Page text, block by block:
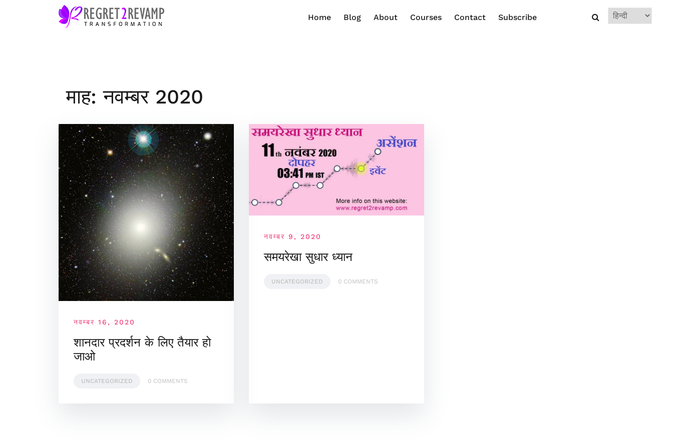
Home Blog About Courses Contact Subscribe
Choose
a
माह: नवम्बर 2020
नवम्बर 16, 2020
शानदार प्रदर्शन के लिए तैयार हो
जाओ
UNCATEGORIZED 0 COMMENTS
नवम्बर 9, 2020
समयरेखा सुधार ध्यान
UNCATEGORIZED 0 COMMENTS